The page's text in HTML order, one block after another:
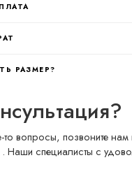
РАЗМЕР?
то вопросы, позвоните
. Наши специалисты с